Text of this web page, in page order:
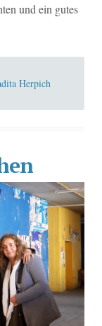
und ein gutes
Herpich